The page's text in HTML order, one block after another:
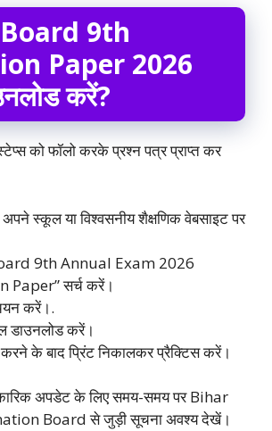
9th
Paper 2026
करें?
को फॉलो करके प्रश्न पत्र प्राप्त कर
स्कूल या विश्वसनीय शैक्षणिक वेबसाइट पर
9th Annual Exam 2026
Paper” सर्च करें।
करें।.
डाउनलोड करें।
के बाद प्रिंट निकालकर प्रैक्टिस करें।
अपडेट के लिए समय-समय पर Bihar
Board से जुड़ी सूचना अवश्य देखें।